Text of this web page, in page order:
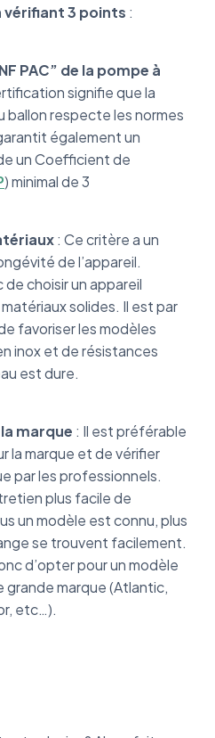
vérifiant 3 points :
PAC” de la pompe à
signifie que la
ballon respecte les normes
également un
un Coefficient de
) minimal de 3
: Ce critère a un
de l’appareil.
choisir un appareil
solides. Il est par
favoriser les modèles
inox et de résistances
est dure.
marque : Il est préférable
la marque et de vérifier
par les professionnels.
plus facile de
un modèle est connu, plus
se trouvent facilement.
d’opter pour un modèle
grande marque (Atlantic,
etc…).